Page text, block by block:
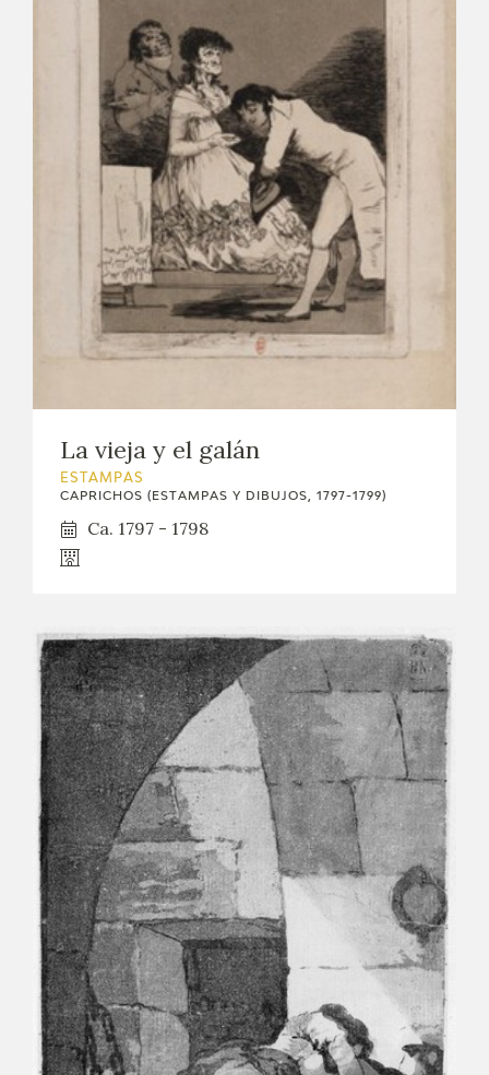
La vieja y el galán
ESTAMPAS
CAPRICHOS (ESTAMPAS Y DIBUJOS, 1797-1799)
Ca. 1797 - 1798